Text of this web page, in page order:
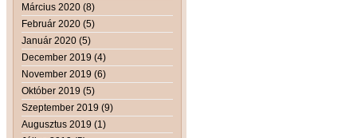
Március 2020 (8)
Február 2020 (5)
Január 2020 (5)
December 2019 (4)
November 2019 (6)
Október 2019 (5)
Szeptember 2019 (9)
Augusztus 2019 (1)